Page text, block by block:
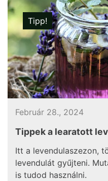
Tipp!
Február 28., 2024
Tippek a learatott
Itt a levendulaszezon,
levendulát gyűjteni.
is tudod használni.